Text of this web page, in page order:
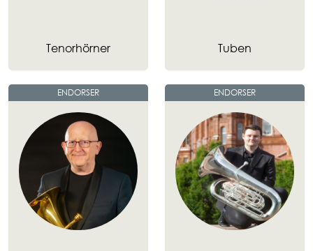
Tenorhörner Tuben
ENDORSER ENDORSER